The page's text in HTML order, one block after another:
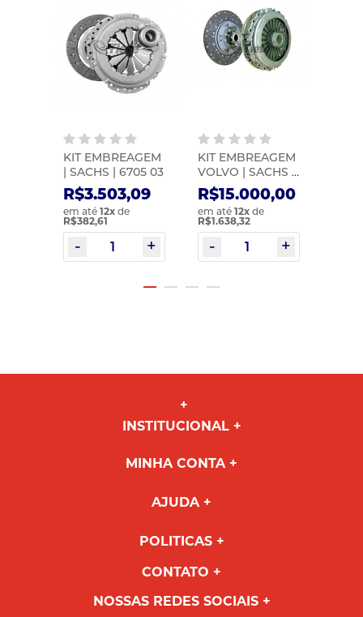
KIT EMBREAGEM
| SACHS | 6705 03
R$3.503,09
em até12x de
R$382,61
KIT EMBREAGEM
VOLVO | SACHS |
6740 03
R$15.000,00
em até12x de
R$1.638,32
INSTITUCIONAL
MINHA CONTA
AJUDA
POLITICAS
CONTATO
NOSSAS REDES SOCIAIS